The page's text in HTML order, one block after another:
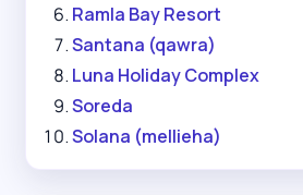
Ramla Bay Resort
Santana (qawra)
Luna Holiday Complex
Soreda
Solana (mellieha)